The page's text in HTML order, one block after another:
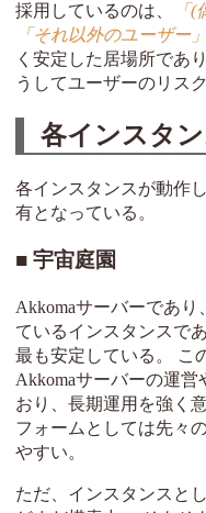
採用しているのは、
「
「それ以外のユーザー
く安定した居場所であ
うしてユーザーのリス
各インスタ
各インスタンスが動作
有となっている。
宇宙庭園
Akkomaサーバーであ
ているインスタンスで
最も安定している。 こ
Akkomaサーバーの運
おり、長期運用を強く
フォームとしては先々
やすい。
ただ、インスタンスと